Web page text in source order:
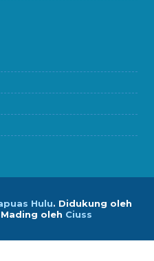
Hulu. Didukung oleh
oleh Ciuss